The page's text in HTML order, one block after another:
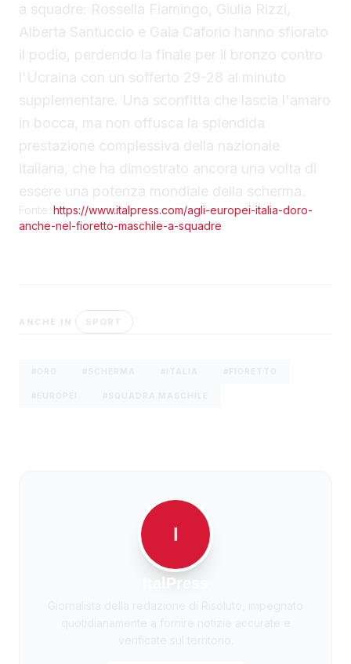
a squadre: Rossella Fiamingo, Giulia Rizzi,
Alberta Santuccio e Gaia Caforio hanno sfiorato
il podio, perdendo la finale per il bronzo contro
l'Ucraina con un sofferto 29-28 al minuto
supplementare. Una sconfitta che lascia l'amaro
in bocca, ma non offusca la splendida
prestazione complessiva della nazionale
italiana, che ha dimostrato ancora una volta di
essere una potenza mondiale della scherma.
Fonte: https://www.italpress.com/agli-europei-italia-doro-
anche-nel-fioretto-maschile-a-squadre
ANCHE IN SPORT
I
ItalPress